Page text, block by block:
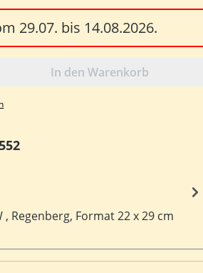
29.07. bis 14.08.2026.
den gewünschten
In den Warenkorb
Regenberg, Format 22 x 29 cm